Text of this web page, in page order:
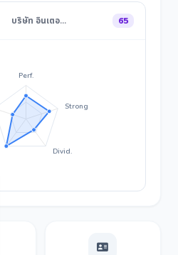
บริษัท อินเตอ… 65
Perf.
Strong
Divid.